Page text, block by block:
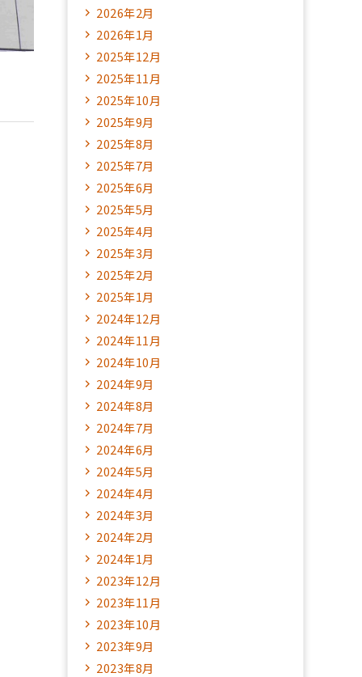
2026年2月
2026年1月
2025年12月
2025年11月
2025年10月
2025年9月
2025年8月
2025年7月
2025年6月
2025年5月
2025年4月
2025年3月
2025年2月
2025年1月
2024年12月
2024年11月
2024年10月
2024年9月
2024年8月
2024年7月
2024年6月
2024年5月
2024年4月
2024年3月
2024年2月
2024年1月
2023年12月
2023年11月
2023年10月
2023年9月
2023年8月